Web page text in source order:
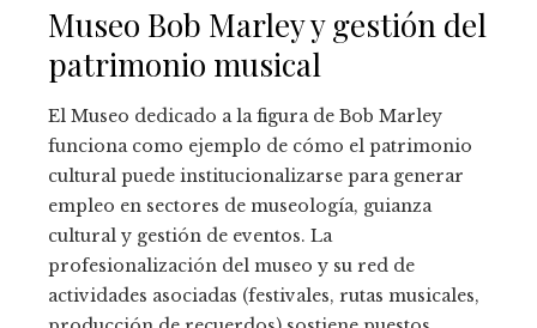
Museo Bob Marley y gestión del
patrimonio musical
El Museo dedicado a la figura de Bob Marley
funciona como ejemplo de cómo el patrimonio
cultural puede institucionalizarse para generar
empleo en sectores de museología, guianza
cultural y gestión de eventos. La
profesionalización del museo y su red de
actividades asociadas (festivales, rutas musicales,